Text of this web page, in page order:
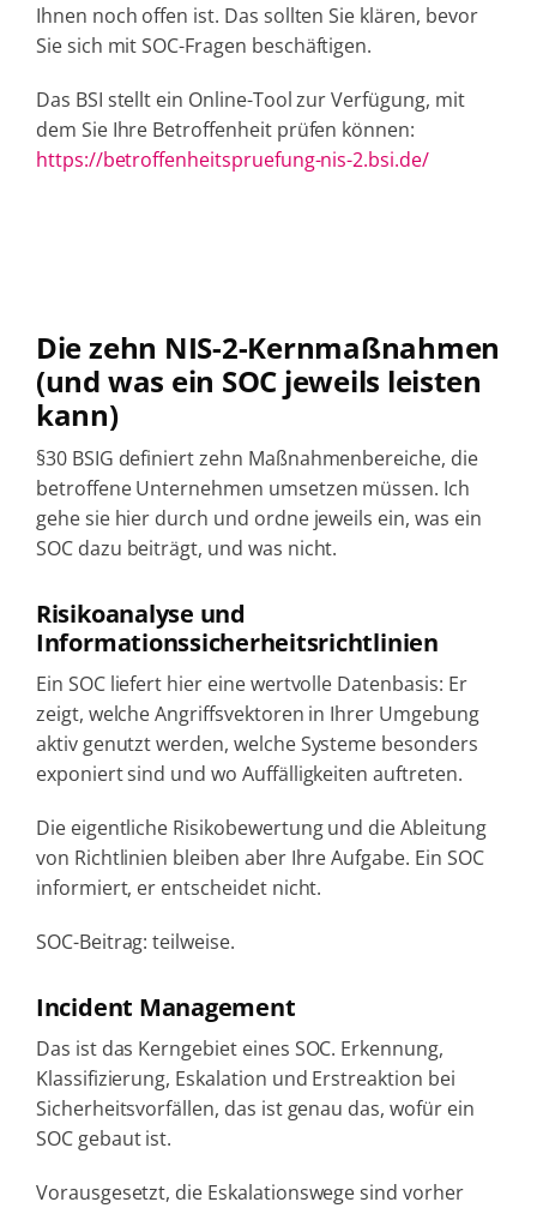
Ihnen noch offen ist. Das sollten Sie klären, bevor
Sie sich mit SOC-Fragen beschäftigen.
Das BSI stellt ein Online-Tool zur Verfügung, mit
dem Sie Ihre Betroffenheit prüfen können:
https://betroffenheitspruefung-nis-2.bsi.de/
Die zehn NIS-2-Kernmaßnahmen
(und was ein SOC jeweils leisten
kann)
§30 BSIG definiert zehn Maßnahmenbereiche, die
betroffene Unternehmen umsetzen müssen. Ich
gehe sie hier durch und ordne jeweils ein, was ein
SOC dazu beiträgt, und was nicht.
Risikoanalyse und
Informationssicherheitsrichtlinien
Ein SOC liefert hier eine wertvolle Datenbasis: Er
zeigt, welche Angriffsvektoren in Ihrer Umgebung
aktiv genutzt werden, welche Systeme besonders
exponiert sind und wo Auffälligkeiten auftreten.
Die eigentliche Risikobewertung und die Ableitung
von Richtlinien bleiben aber Ihre Aufgabe. Ein SOC
informiert, er entscheidet nicht.
SOC-Beitrag: teilweise.
Incident Management
Das ist das Kerngebiet eines SOC. Erkennung,
Klassifizierung, Eskalation und Erstreaktion bei
Sicherheitsvorfällen, das ist genau das, wofür ein
SOC gebaut ist.
Vorausgesetzt, die Eskalationswege sind vorher